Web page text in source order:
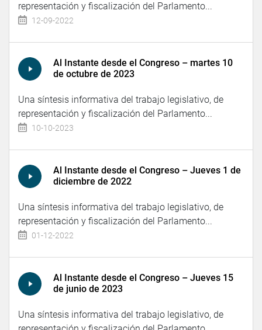
representación y fiscalización del Parlamento...
12-09-2022
Al Instante desde el Congreso – martes 10
de octubre de 2023
Una síntesis informativa del trabajo legislativo, de
representación y fiscalización del Parlamento...
10-10-2023
Al Instante desde el Congreso – Jueves 1 de
diciembre de 2022
Una síntesis informativa del trabajo legislativo, de
representación y fiscalización del Parlamento...
01-12-2022
Al Instante desde el Congreso – Jueves 15
de junio de 2023
Una síntesis informativa del trabajo legislativo, de